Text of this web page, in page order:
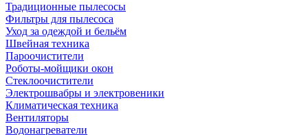
Традиционные пылесосы
Фильтры для пылесоса
Уход за одеждой и бельём
Швейная техника
Пароочистители
Роботы-мойщики окон
Стеклоочистители
Электрошвабры и электровеники
Климатическая техника
Вентиляторы
Водонагреватели